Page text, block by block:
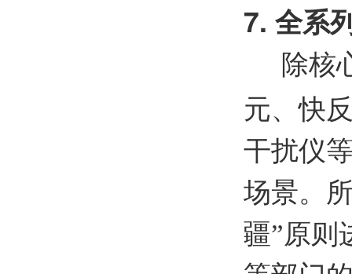
7. 全系
除核
元、快
干扰仪
场景。
疆”原则